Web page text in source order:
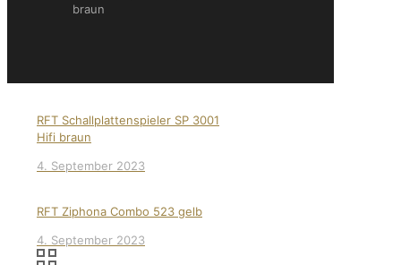
braun
RFT Schallplattenspieler SP 3001
Hifi braun
4. September 2023
RFT Ziphona Combo 523 gelb
4. September 2023